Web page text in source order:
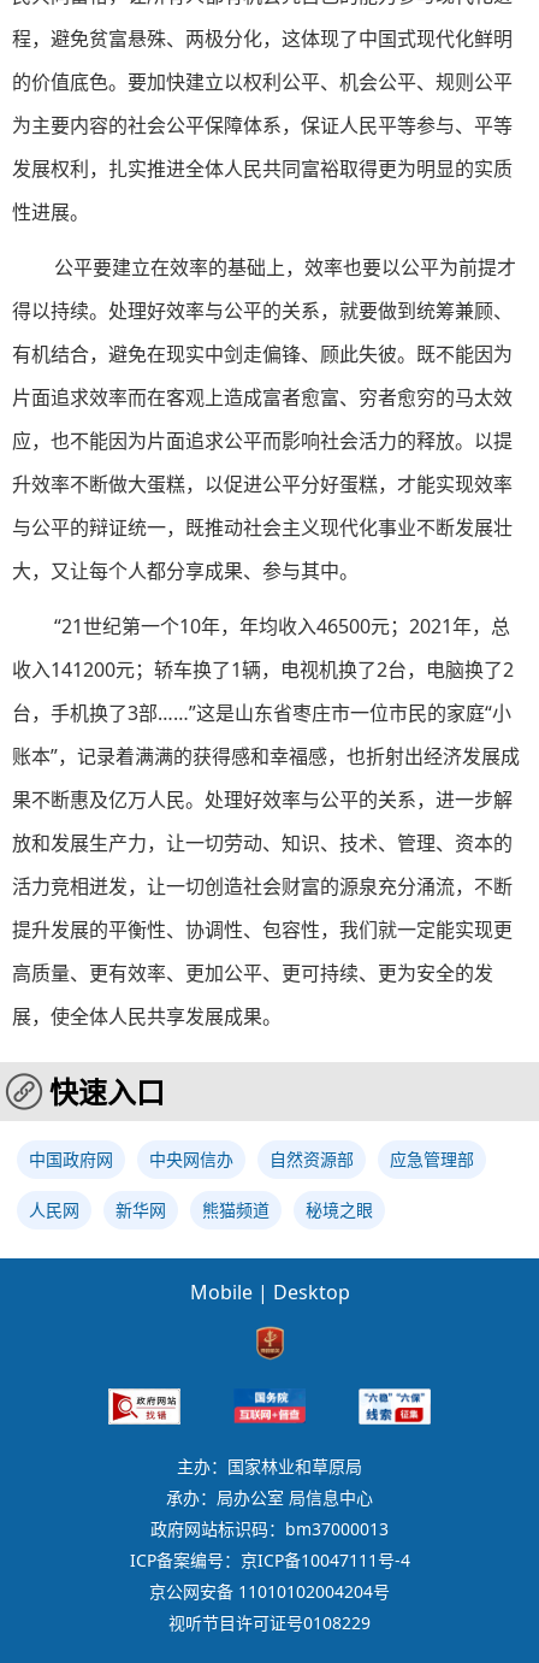
程，避免贫富悬殊、两极分化，这体现了中国式现代化鲜明
的价值底色。要加快建立以权利公平、机会公平、规则公平
为主要内容的社会公平保障体系，保证人民平等参与、平等
发展权利，扎实推进全体人民共同富裕取得更为明显的实质
性进展。
公平要建立在效率的基础上，效率也要以公平为前提才
得以持续。处理好效率与公平的关系，就要做到统筹兼顾、
有机结合，避免在现实中剑走偏锋、顾此失彼。既不能因为
片面追求效率而在客观上造成富者愈富、穷者愈穷的马太效
应，也不能因为片面追求公平而影响社会活力的释放。以提
升效率不断做大蛋糕，以促进公平分好蛋糕，才能实现效率
与公平的辩证统一，既推动社会主义现代化事业不断发展壮
大，又让每个人都分享成果、参与其中。
“21世纪第一个10年，年均收入46500元；2021年，总
收入141200元；轿车换了1辆，电视机换了2台，电脑换了2
台，手机换了3部……”这是山东省枣庄市一位市民的家庭“小
账本”，记录着满满的获得感和幸福感，也折射出经济发展成
果不断惠及亿万人民。处理好效率与公平的关系，进一步解
放和发展生产力，让一切劳动、知识、技术、管理、资本的
活力竞相迸发，让一切创造社会财富的源泉充分涌流，不断
提升发展的平衡性、协调性、包容性，我们就一定能实现更
高质量、更有效率、更加公平、更可持续、更为安全的发
展，使全体人民共享发展成果。
快速入口
中国政府网 中央网信办 自然资源部 应急管理部
人民网 新华网 熊猫频道 秘境之眼
Mobile | Desktop
主办：国家林业和草原局
承办：局办公室 局信息中心
政府网站标识码：bm37000013
ICP备案编号：京ICP备10047111号-4
京公网安备 11010102004204号
视听节目许可证号0108229